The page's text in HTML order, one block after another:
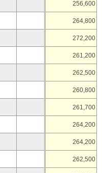
256,600
264,800
272,200
261,200
262,500
260,800
261,700
264,200
264,200
262,500